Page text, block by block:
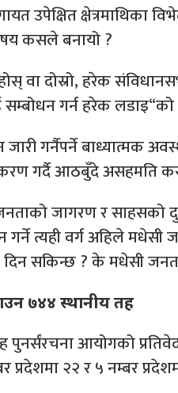
उपेक्षित क्षेत्रमाथिका
कसले बनायो ?
वा दोस्रो, हरेक
सम्बोधन गर्न हरेक लडाइ“को
जारी गर्नैपर्ने बाध्यात्मक
गर्दै आठबुँदे असहमति
जागरण र साहसको
गर्ने त्यही वर्ग अहिले
सकिन्छ ? के मधेसी
७४४ स्थानीय तह
पुनर्संरचना आयोगको
प्रदेशमा २२ र ५ नम्बर